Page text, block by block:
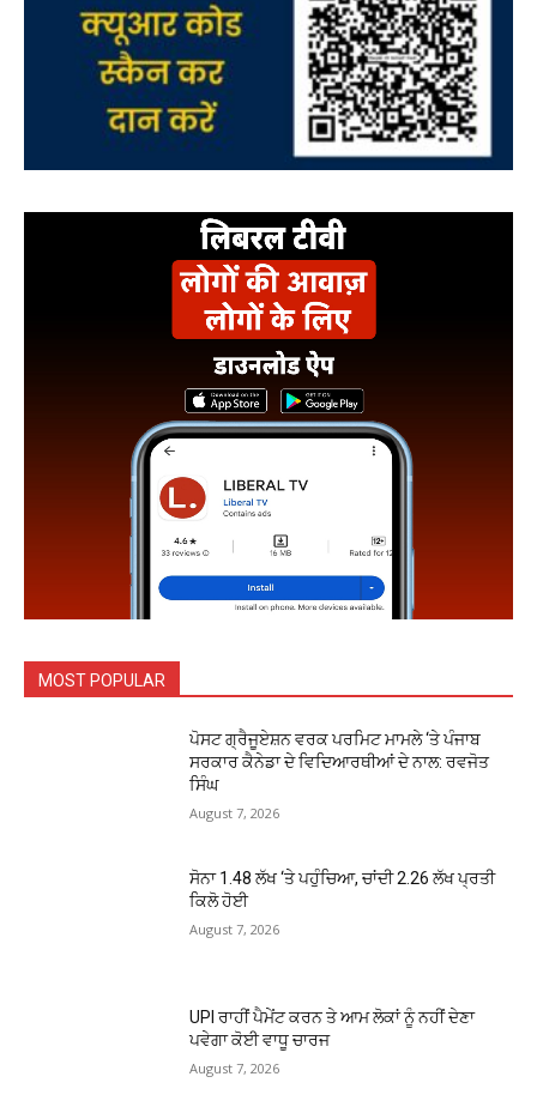
MOST POPULAR
ਪੋਸਟ ਗ੍ਰੈਜੂਏਸ਼ਨ ਵਰਕ ਪਰਮਿਟ ਮਾਮਲੇ ‘ਤੇ ਪੰਜਾਬ
ਸਰਕਾਰ ਕੈਨੇਡਾ ਦੇ ਵਿਦਿਆਰਥੀਆਂ ਦੇ ਨਾਲ: ਰਵਜੋਤ
ਸਿੰਘ
August 7, 2026
ਸੋਨਾ ₹1.48 ਲੱਖ ‘ਤੇ ਪਹੁੰਚਿਆ, ਚਾਂਦੀ ₹2.26 ਲੱਖ ਪ੍ਰਤੀ
ਕਿਲੋ ਹੋਈ
August 7, 2026
UPI ਰਾਹੀਂ ਪੈਮੇਂਟ ਕਰਨ ਤੇ ਆਮ ਲੋਕਾਂ ਨੂੰ ਨਹੀਂ ਦੇਣਾ
ਪਵੇਗਾ ਕੋਈ ਵਾਧੂ ਚਾਰਜ
August 7, 2026